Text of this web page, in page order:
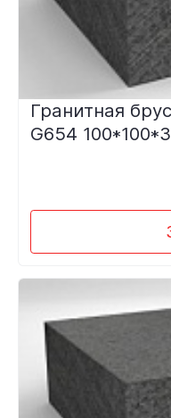
Гранитная
G654